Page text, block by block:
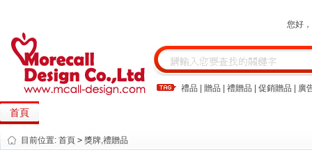
您好
禮品 贈品 禮贈品 促銷贈品 廣
首頁
目前位置: 首頁 > 獎牌,禮贈品